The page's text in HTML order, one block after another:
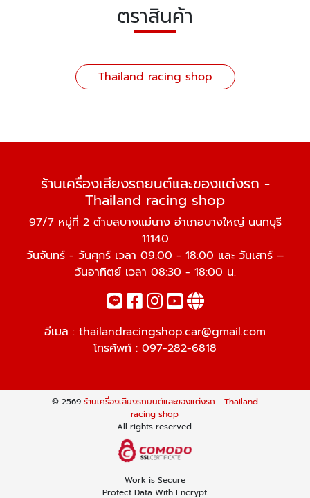
ตราสินค้า
Thailand racing shop
ร้านเครื่องเสียงรถยนต์และของแต่งรถ -
Thailand racing shop
97/7 หมู่ที่ 2 ตำบลบางแม่นาง อำเภอบางใหญ่ นนทบุรี
11140
วันจันทร์ - วันศุกร์ เวลา 09:00 - 18:00 และ วันเสาร์ –
วันอาทิตย์ เวลา 08:30 - 18:00 น.
อีเมล : thailandracingshop.car@gmail.com
โทรศัพท์ : 097-282-6818
© 2569 ร้านเครื่องเสียงรถยนต์และของแต่งรถ - Thailand
racing shop
All rights reserved.
Work is Secure
Protect Data With Encrypt